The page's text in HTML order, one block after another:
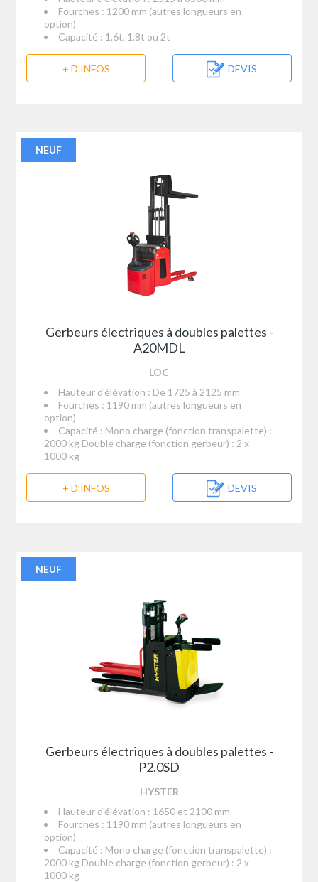
Fourches : 1200 mm (autres longueurs en
option)
Capacité : 1.6t, 1.8t ou 2t
+ D'INFOS DEVIS
NEUF
Gerbeurs électriques à doubles palettes -
A20MDL
LOC
Hauteur d'élévation : De 1725 à 2125 mm
Fourches : 1190 mm (autres longueurs en
option)
Capacité : Mono charge (fonction transpalette) :
2000 kg Double charge (fonction gerbeur) : 2 x
1000 kg
+ D'INFOS DEVIS
NEUF
Gerbeurs électriques à doubles palettes -
P2.0SD
HYSTER
Hauteur d'élévation : 1650 et 2100 mm
Fourches : 1190 mm (autres longueurs en
option)
Capacité : Mono charge (fonction transpalette) :
2000 kg Double charge (fonction gerbeur) : 2 x
1000 kg